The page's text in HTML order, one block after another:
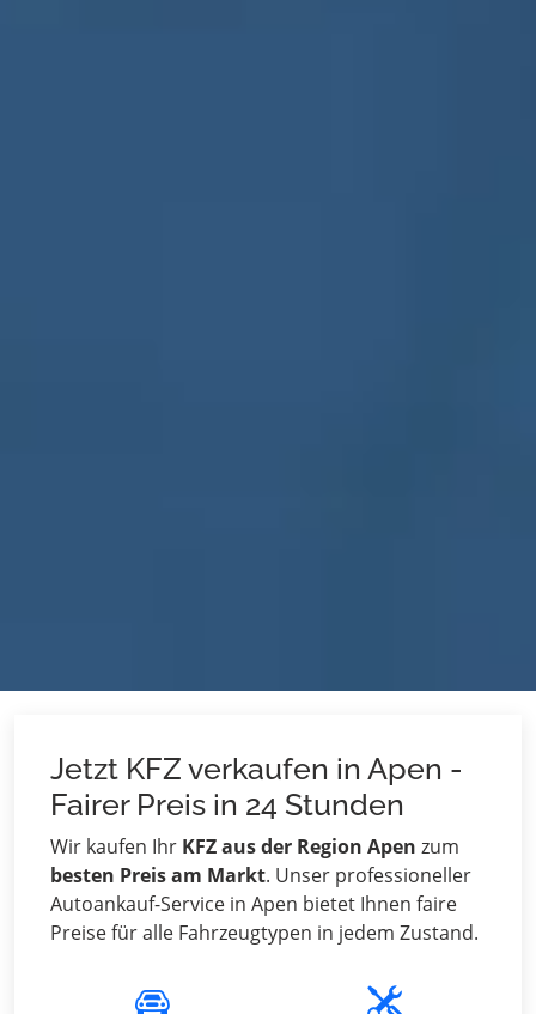
Jetzt KFZ verkaufen in Apen -
Fairer Preis in 24 Stunden
Wir kaufen Ihr KFZ aus der Region Apen zum
besten Preis am Markt. Unser professioneller
Autoankauf-Service in Apen bietet Ihnen faire
Preise für alle Fahrzeugtypen in jedem Zustand.